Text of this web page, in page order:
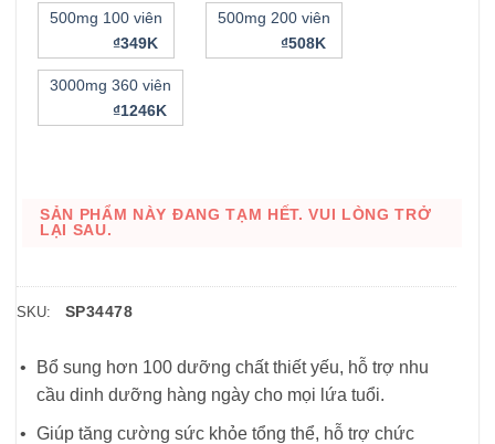
500mg 100 viên
₫349K
500mg 200 viên
₫508K
3000mg 360 viên
₫1246K
SẢN PHẨM NÀY ĐANG TẠM HẾT. VUI LÒNG TRỞ
LẠI SAU.
SKU: SP34478
Bổ sung hơn 100 dưỡng chất thiết yếu, hỗ trợ nhu
cầu dinh dưỡng hàng ngày cho mọi lứa tuổi.
Giúp tăng cường sức khỏe tổng thể, hỗ trợ chức